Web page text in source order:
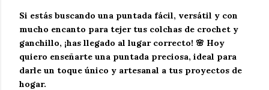
Si estás buscando una puntada fácil, versátil y con
mucho encanto para tejer tus colchas de crochet y
ganchillo, ¡has llegado al lugar correcto! 🌸 Hoy
quiero enseñarte una puntada preciosa, ideal para
darle un toque único y artesanal a tus proyectos de
hogar.